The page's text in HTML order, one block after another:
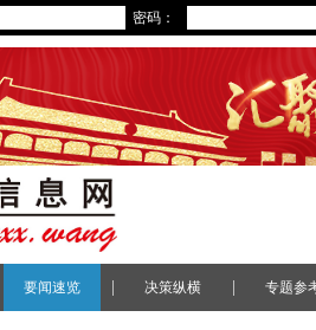
密码：
要闻速览 决策纵横 专题参